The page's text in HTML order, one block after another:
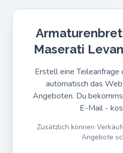
Maserati
Erstell eine Teileanfrage
automatisch das
Angeboten. Du
E-Mail -
Zusätzlich können
Angebote